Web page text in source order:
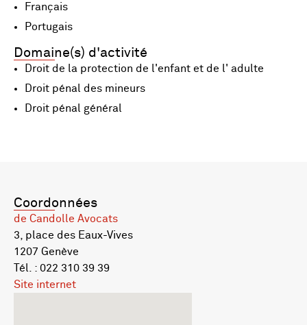
Français
Portugais
Domaine(s) d'activité
Droit de la protection de l'enfant et de l' adulte
Droit pénal des mineurs
Droit pénal général
Coordonnées
de Candolle Avocats
3, place des Eaux-Vives
1207 Genève
Tél. : 022 310 39 39
Site internet